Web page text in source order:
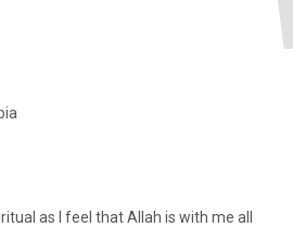
as I feel that Allah is with me all